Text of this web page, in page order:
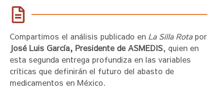
Compartimos el análisis publicado en La Silla Rotapor
José Luis García, Presidente de ASMEDIS, quien en
esta segunda entrega profundiza en las variables
críticas que definirán el futuro del abasto de
medicamentos en México.